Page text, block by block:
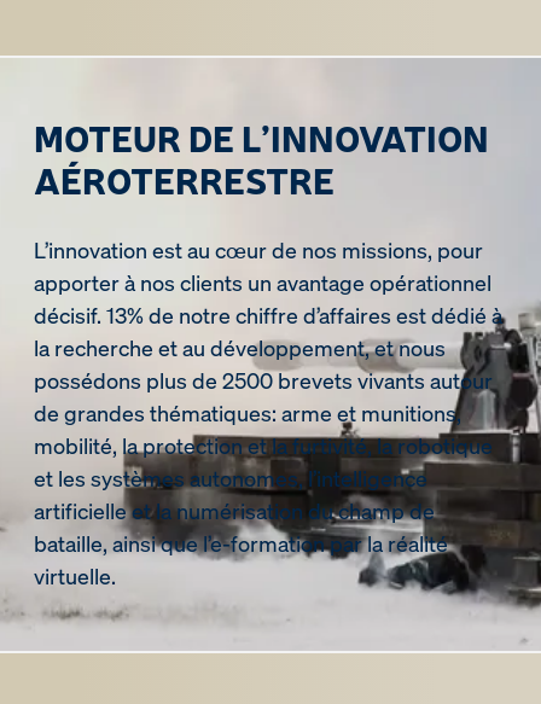
MOTEUR DE L’INNOVATION
AÉROTERRESTRE
L’innovation est au cœur de nos missions, pour
apporter à nos clients un avantage opérationnel
décisif. 13% de notre chiffre d’affaires est dédié à
la recherche et au développement, et nous
possédons plus de 2500 brevets vivants autour
de grandes thématiques: arme et munitions,
mobilité, la protection et la furtivité, la robotique
et les systèmes autonomes, l’intelligence
artificielle et la numérisation du champ de
bataille, ainsi que l’e-formation par la réalité
virtuelle.